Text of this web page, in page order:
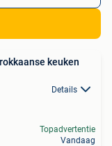
keuken
Details
Topadvertentie
Vandaag